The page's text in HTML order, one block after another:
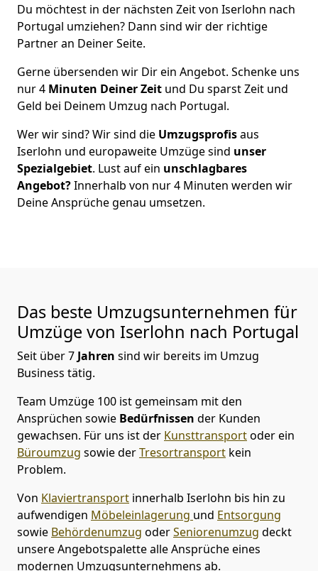
Du möchtest in der nächsten Zeit von Iserlohn nach
Portugal umziehen? Dann sind wir der richtige
Partner an Deiner Seite.
Gerne übersenden wir Dir ein Angebot. Schenke uns
nur4 Minuten Deiner Zeit und Du sparst Zeit und
Geld bei Deinem Umzug nach Portugal.
Wer wir sind? Wir sind die Umzugsprofisaus
Iserlohn und europaweite Umzüge sind unser
Spezialgebiet. Lust auf ein unschlagbares
Angebot?Innerhalb von nur4 Minuten werden wir
Deine Ansprüche genau umsetzen.
Das beste Umzugsunternehmen für
Umzüge von Iserlohn nach Portugal
Seit über7 Jahren sind wir bereits im Umzug
Business tätig.
Team Umzüge 100 ist gemeinsam mit den
Ansprüchen sowie Bedürfnissen der Kunden
gewachsen. Für uns ist der Kunsttransportoder ein
Büroumzug sowie derTresortransport kein
Problem.
Von Klaviertransport innerhalb Iserlohn bis hin zu
aufwendigen Möbeleinlagerung und Entsorgung
sowie Behördenumzug oderSeniorenumzug deckt
unsere Angebotspalette alle Ansprüche eines
modernen Umzugsunternehmens ab.